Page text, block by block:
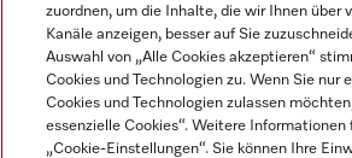
Miele auf YoutubeMiele auf Instagram
Miele auf Facebook
Miele auf LinkedIn
Miele auf
zuordnen, um die Inhalte, die wir Ihnen über
Kanäle anzeigen, besser auf Sie
Auswahl von „Alle Cookies akzeptieren“
Cookies und Technologien zu. Wenn Sie nur
Cookies und Technologien zulassen
essenzielle Cookies“. Weitere Informationen
„Cookie-Einstellungen“. Sie können Ihre